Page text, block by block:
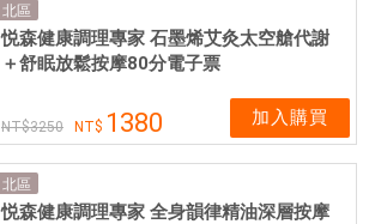
即
用
北區
悦森健康調理專家 石墨烯艾灸太空艙代謝
＋舒眠放鬆按摩80分電子票
3250 1380 加入購買
北區
悦森健康調理專家 全身韻律精油深層按摩